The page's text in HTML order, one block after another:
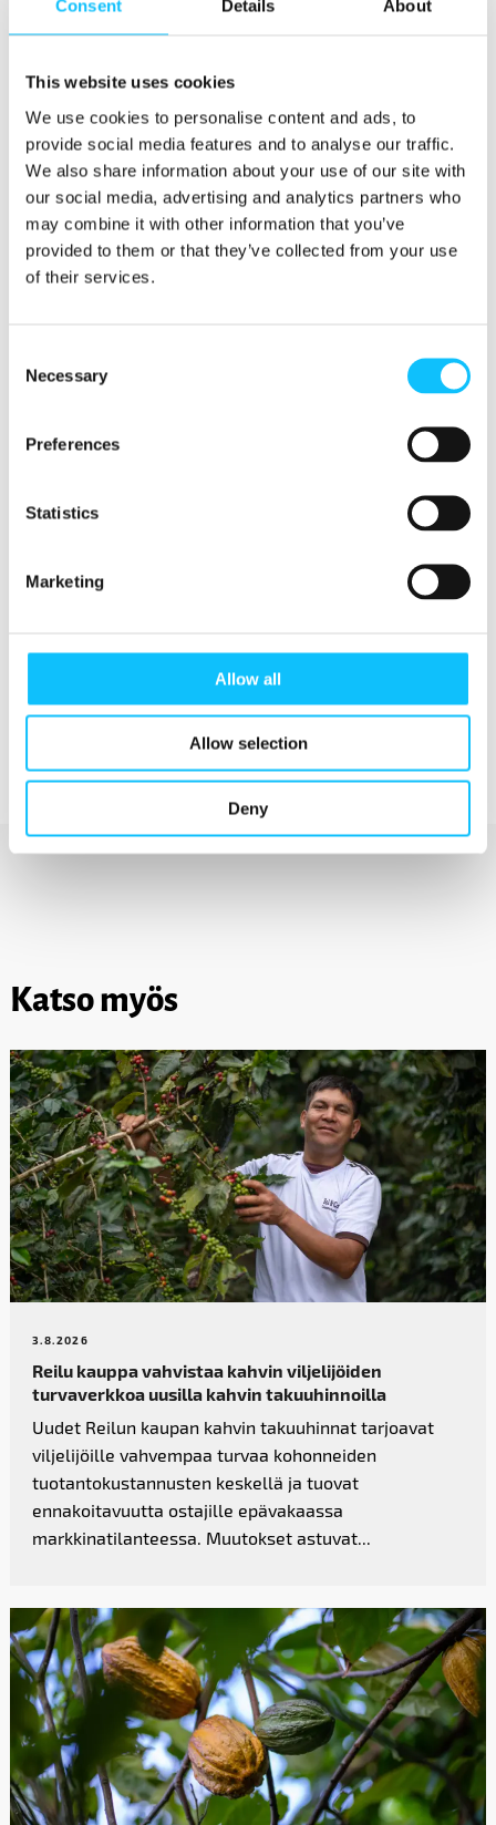
Consent Details About
This website uses cookies
We use cookies to personalise content and ads, to
provide social media features and to analyse our traffic.
We also share information about your use of our site with
our social media, advertising and analytics partners who
may combine it with other information that you’ve
provided to them or that they’ve collected from your use
of their services.
Selection
Necessary
Preferences
Statistics
Marketing
Allow all
Allow selection
Deny
ry:hyn, jolloin työpaikkoja voidaan tukea
mukana oleville työpaikoille myös
markkinointimateriaaliasekä matalan
kynnyksen mahdollisuuden osallistuaReilun
kaupan kampanjaviikoille.
Reilu kauppa ry uskoo työpaikkatoiminnan
kiinnostavan suomalaisia työpaikkoja, sillä
vastuullisuuskysymykset koskettavat nykyään jo
helpompia työkaluja toteuttaa vastuullisuutta.
helppo tapa tehdä konkreettisia tekoja”,
Katso myös
3.8.2026
Reilu kauppa vahvistaa kahvin­ viljelijöiden
turvaverkkoa uusilla kahvin takuuhinnoilla
Uudet Reilun kaupan kahvin takuuhinnat tarjoavat
viljelijöille vahvempaa turvaa kohonneiden
tuotantokustannusten keskellä ja tuovat
ennakoitavuutta ostajille epävakaassa
markkinatilanteessa. Muutokset astuvat...